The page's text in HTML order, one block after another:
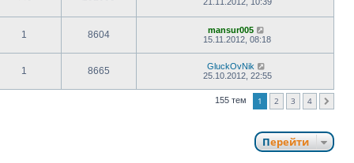
1 8604
mansur005
15.11.2012, 08:18
1 8665
GluckOvNik
25.10.2012, 22:55
155 тем 1 2 3 4
Перейти